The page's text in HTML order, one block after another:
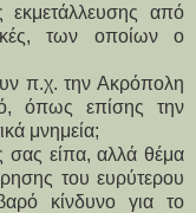
εκμετάλλευσης από
των οποίων ο
π.χ. την Ακρόπολη
όπως επίσης την
μνημεία;
σας είπα, αλλά θέμα
του ευρύτερου
κίνδυνο για το